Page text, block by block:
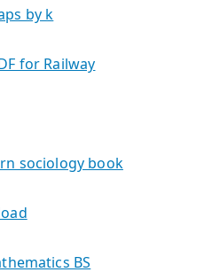
by k
for Railway
sociology book
BS